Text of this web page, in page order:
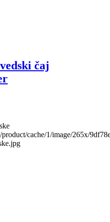
čaj
cache/1/image/265x/